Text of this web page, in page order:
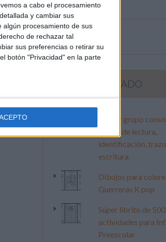
a cabo el procesamiento
y cambiar sus
algún procesamiento de sus
de rechazar tal
sus preferencias o retirar su
botón "Privacidad" en la parte
LO MÁS VISITADO
Primer grupo
Fichas de lectura,
identificación,
escritura
Dibujos para
Guerreras K pop
Súper librito de 500
actividades para
Preescolar